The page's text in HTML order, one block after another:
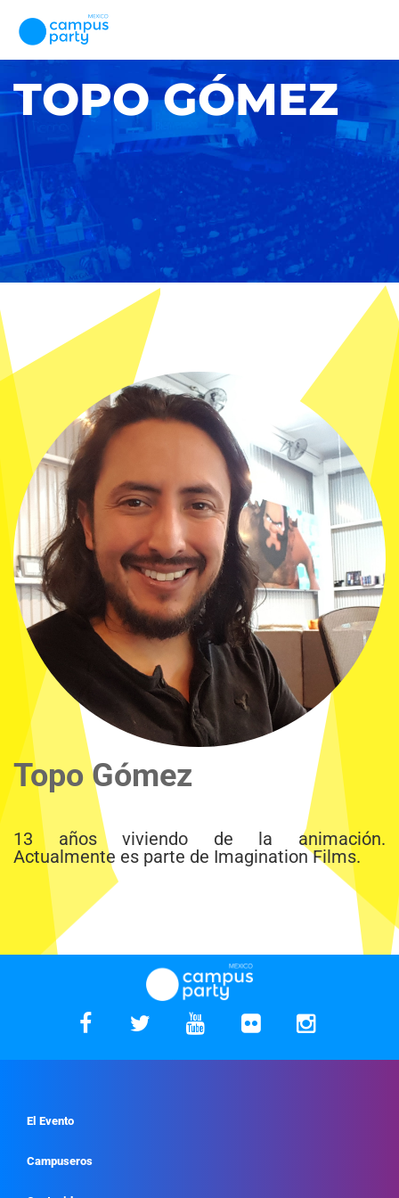
TOPO GÓMEZ
Topo Gómez
13 años viviendo de la animación.
Actualmente es parte de Imagination Films.
El Evento
Campuseros